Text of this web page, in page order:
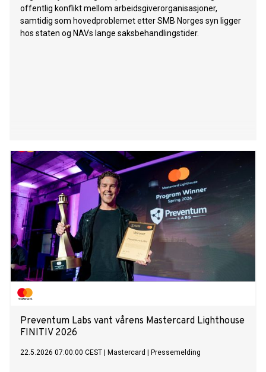
offentlig konflikt mellom arbeidsgiverorganisasjoner,
samtidig som hovedproblemet etter SMB Norges syn ligger
hos staten og NAVs lange saksbehandlingstider.
Preventum Labs vant vårens Mastercard Lighthouse
FINITIV 2026
22.5.2026 07:00:00 CEST Mastercard Pressemelding